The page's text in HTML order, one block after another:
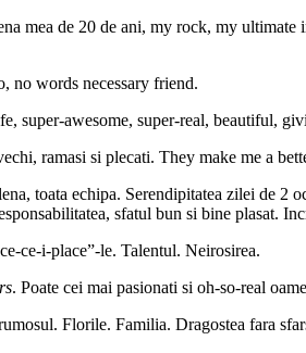
mea de 20 de ani, my rock, my ultimate
no words necessary friend.
super-awesome, super-real, beautiful,
ramasi si plecati. They make me a
toata echipa. Serendipitatea zilei de 2
sfatul bun si bine plasat.
ce-i-place”-le. Talentul. Neirosirea.
. Poate cei mai pasionati si oh-so-real
Florile. Familia. Dragostea fara